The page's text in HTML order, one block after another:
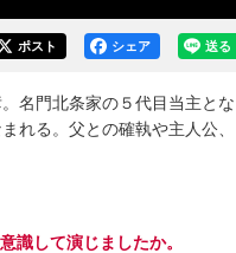
送る
シェア
ポスト
名門北条家の５代目当主とな
れる。父との確執や主人公、
識して演じましたか。